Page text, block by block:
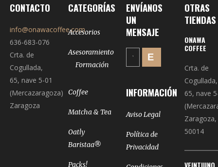
CONTACTO
info@onawacoffee.com
636-683-076
Crta. de
Cogullada,
65, nave 5-01
(Mercazaragoza)
Zaragoza
CATEGORÍAS
Accesorios
Asesoramiento
Formación
Coffee
Matcha & Tea
Oatly
Baristaa®
Packs!
ENVÍANOS
UN
MENSAJE
INFORMACIÓN
Aviso Legal
Política de
Privacidad
OTRAS
TIENDAS
ONAWA
COFFEE
Crta. de
Cogullada,
65, nave
Zaragoza,
50014
VEINTIUNO